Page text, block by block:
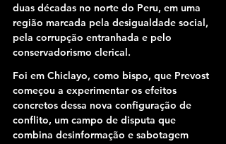
duas décadas no norte do Peru, em uma
região marcada pela desigualdade social,
pela corrupção entranhada e pelo
conservadorismo clerical.
Foi em Chiclayo, como bispo, que Prevost
começou a experimentar os efeitos
concretos dessa nova configuração de
conflito, um campo de disputa que
combina desinformação e sabotagem